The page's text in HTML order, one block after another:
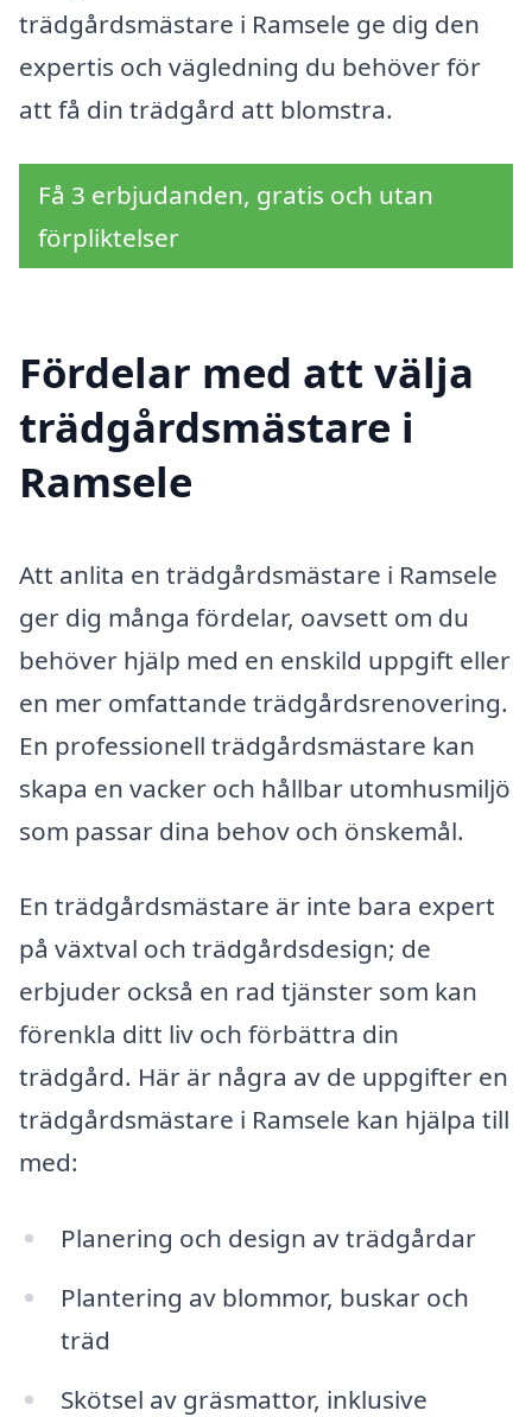
trädgårdsmästare i Ramsele ge dig den
expertis och vägledning du behöver för
att få din trädgård att blomstra.
Få 3 erbjudanden, gratis och utan
förpliktelser
Fördelar med att välja
trädgårdsmästare i
Ramsele
Att anlita en trädgårdsmästare i Ramsele
ger dig många fördelar, oavsett om du
behöver hjälp med en enskild uppgift eller
en mer omfattande trädgårdsrenovering.
En professionell trädgårdsmästare kan
skapa en vacker och hållbar utomhusmiljö
som passar dina behov och önskemål.
En trädgårdsmästare är inte bara expert
på växtval och trädgårdsdesign; de
erbjuder också en rad tjänster som kan
förenkla ditt liv och förbättra din
trädgård. Här är några av de uppgifter en
trädgårdsmästare i Ramsele kan hjälpa till
med:
Planering och design av trädgårdar
Plantering av blommor, buskar och
träd
Skötsel av gräsmattor, inklusive